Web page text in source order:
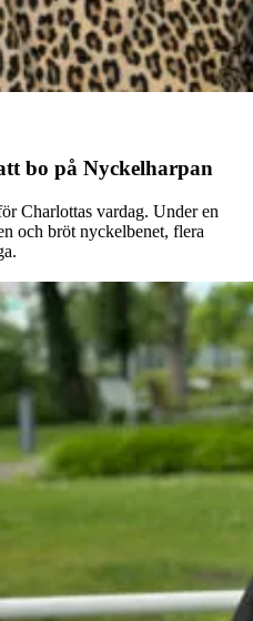
bo på Nyckelharpan
Charlottas vardag. Under en
och bröt nyckelbenet, flera